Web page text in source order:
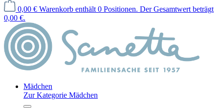
0,00 € Warenkorb enthält 0 Positionen. Der Gesamtwert beträgt
0,00 €.
Mädchen
Zur Kategorie Mädchen